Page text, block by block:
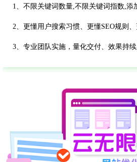
1、不限关键词数量,不限关键词指数,添
2、更懂用户搜索习惯、更懂SEO规则
3、专业团队实施，量化交付、效果持